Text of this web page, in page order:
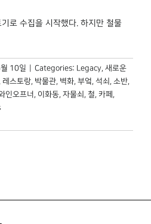
로 수집을 시작했다. 하지만 철물
10일 Categories: Legacy, 새로운
, 레스토랑, 박물관, 벽화, 부엌, 석쇠 , 소반,
인오프너 , 이화동, 자물쇠 , 철, 카페 ,